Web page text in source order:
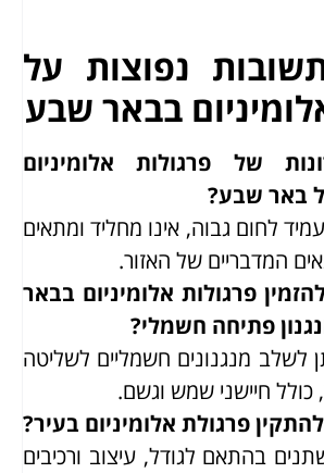
נפוצות על
בבאר שבע
של פרגולות אלומיניום
באר שבע?
לחום גבוה, אינו מחליד ומתאים
המדבריים של האזור.
פרגולות אלומיניום בבאר
פתיחה חשמלי?
לשלב מנגנונים חשמליים לשליטה
כולל חיישני שמש וגשם.
פרגולת אלומיניום בעיר?
בהתאם לגודל, עיצוב ורכיבים